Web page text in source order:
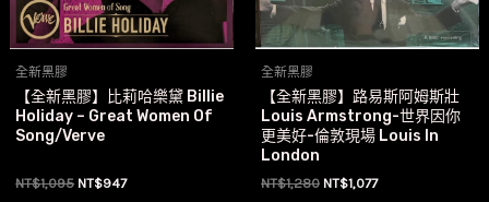
全新黑膠
【全新黑膠】比莉哈樂黛 Billie
Holiday – Great Women Of
Song/Verve
NT$1,095 原
NT$947目
全新黑膠
【全新黑膠】路易斯阿姆斯壯
Louis Armstrong-世界因你
更美好-倫敦現場 Louis In
London
NT$1,280 原
NT$1,077目